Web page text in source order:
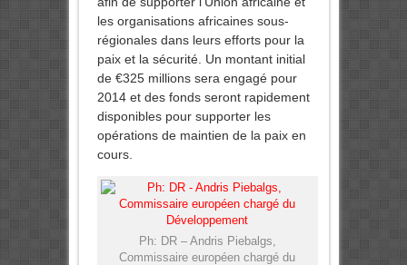
les organisations africaines sous-
régionales dans leurs efforts pour la
paix et la sécurité. Un montant initial
de €325 millions sera engagé pour
2014 et des fonds seront rapidement
disponibles pour supporter les
opérations de maintien de la paix en
cours.
Ph: DR – Andris Piebalgs,
Commissaire européen chargé du